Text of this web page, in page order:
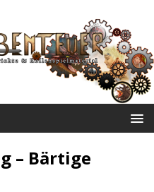
– Bärtige